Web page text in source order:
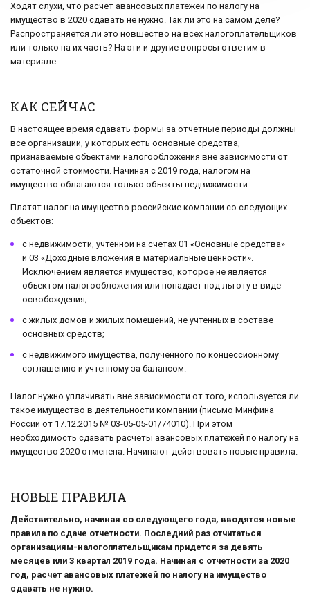
Ходят слухи, что расчет авансовых платежей по налогу на
имущество в 2020 сдавать не нужно. Так ли это на самом деле?
Распространяется ли это новшество на всех налогоплательщиков
или только на их часть? На эти и другие вопросы ответим в
материале.
КАК СЕЙЧАС
В настоящее время сдавать формы за отчетные периоды должны
все организации, у которых есть основные средства,
признаваемые объектами налогообложения вне зависимости от
остаточной стоимости. Начиная с 2019 года, налогом на
имущество облагаются только объекты недвижимости.
Платят налог на имущество российские компании со следующих
объектов:
с недвижимости, учтенной на счетах 01 «Основные средства»
и 03 «Доходные вложения в материальные ценности».
Исключением является имущество, которое не является
объектом налогообложения или попадает под льготу в виде
освобождения;
с жилых домов и жилых помещений, не учтенных в составе
основных средств;
с недвижимого имущества, полученного по концессионному
соглашению и учтенному за балансом.
Налог нужно уплачивать вне зависимости от того, используется ли
такое имущество в деятельности компании (письмо Минфина
России от 17.12.2015 № 03-05-05-01/74010). При этом
необходимость сдавать расчеты авансовых платежей по налогу на
имущество 2020 отменена. Начинают действовать новые правила.
НОВЫЕ ПРАВИЛА
Действительно, начиная со следующего года, вводятся новые
правила по сдаче отчетности. Последний раз отчитаться
организациям-налогоплательщикам придется за девять
месяцев или 3 квартал 2019 года. Начиная с отчетности за 2020
год, расчет авансовых платежей по налогу на имущество
сдавать не нужно.